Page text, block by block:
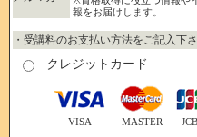
報をお届けします。
・受講料のお支払い方法をご記入下
クレジットカード
VISA MASTER JCB